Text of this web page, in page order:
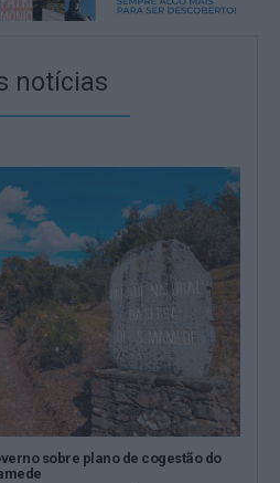
notícias
sobre plano de cogestão do